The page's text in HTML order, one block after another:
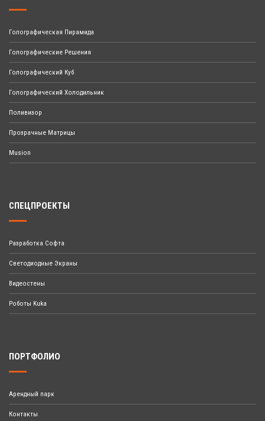
Голографическая Пирамида
Голографические Решения
Голографический Куб
Голографический Холодильник
Поливизор
Прозрачные Матрицы
Musion
СПЕЦПРОЕКТЫ
Разработка Софта
Светодиодные Экраны
Видеостены
Роботы Kuka
ПОРТФОЛИО
Арендный парк
Контакты